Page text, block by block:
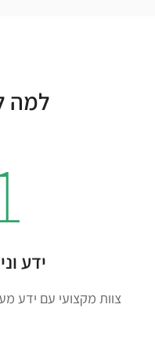
למה
ידע
צוות מקצועי עם ידע